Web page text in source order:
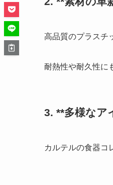
高品質のプラスチ
耐熱性や耐久性に
3. **多様なア
カルテルの食器コ